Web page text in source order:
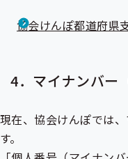
協会けんぽ都道府県
4．マイナンバー
現在、協会けんぽでは
す。